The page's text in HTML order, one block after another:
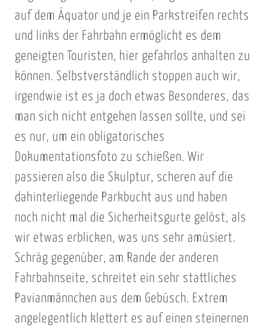
auf dem Äquator und je ein Parkstreifen rechts
und links der Fahrbahn ermöglicht es dem
geneigten Touristen, hier gefahrlos anhalten zu
können. Selbstverständlich stoppen auch wir,
irgendwie ist es ja doch etwas Besonderes, das
man sich nicht entgehen lassen sollte, und sei
es nur, um ein obligatorisches
Dokumentationsfoto zu schießen. Wir
passieren also die Skulptur, scheren auf die
dahinterliegende Parkbucht aus und haben
noch nicht mal die Sicherheitsgurte gelöst, als
wir etwas erblicken, was uns sehr amüsiert.
Schräg gegenüber, am Rande der anderen
Fahrbahnseite, schreitet ein sehr stattliches
Pavianmännchen aus dem Gebüsch. Extrem
angelegentlich klettert es auf einen steinernen